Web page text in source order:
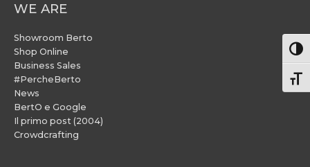
WE ARE
Showroom Berto
Shop Online
Business Sales
#PercheBerto
News
BertO e Google
Il primo post (2004)
Crowdcrafting